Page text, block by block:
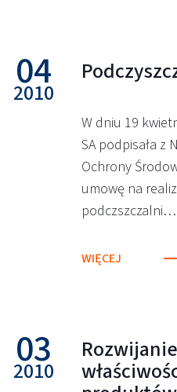
04
2010
W dniu 19
SA podpisała z
Ochrony
umowę na
podczszczalni…
WIĘCEJ
03
2010